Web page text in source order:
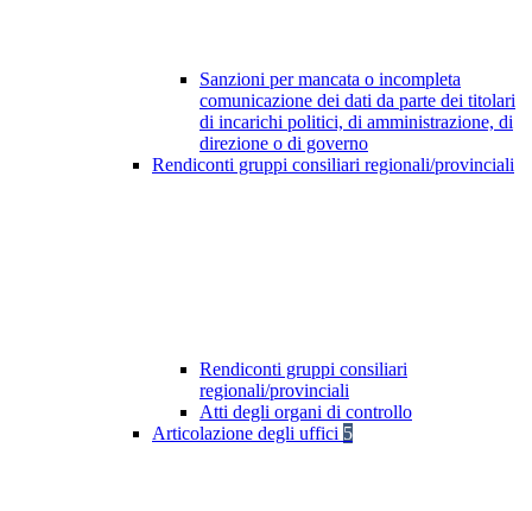
Sanzioni per mancata o incompleta
comunicazione dei dati da parte dei titolari
di incarichi politici, di amministrazione, di
direzione o di governo
Rendiconti gruppi consiliari regionali/provinciali
Rendiconti gruppi consiliari
regionali/provinciali
Atti degli organi di controllo
Articolazione degli uffici 5